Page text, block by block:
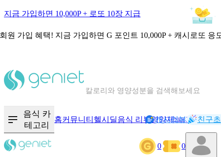
지금 가입하면 10,000P + 로또 10장 지급
원 가입 혜택! 지금 가입하면 G 포인트 10,000P + 캐시로또 응
칼로리와 영양성분을 검색해보세요
음식 카
테고리
홈커뮤니티 헬시딜음식 리뷰영양제NEW기록
캐시리뷰 친구
0 0